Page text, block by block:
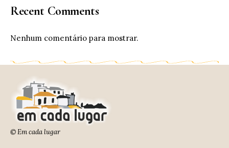
Recent Comments
Nenhum comentário para mostrar.
© Em cada lugar